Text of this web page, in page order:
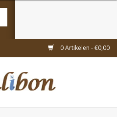
0 Artikelen - €0,00